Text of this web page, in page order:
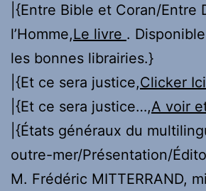
|{Entre Bible et Coran/Entre
l’Homme,Le livre .
les bonnes librairies.}
|{Et ce sera justice,Clicker Ici
|{Et ce sera justice…,A voir
|{États généraux du
outre-mer/Présentation/
M. Frédéric MITTERRAND,